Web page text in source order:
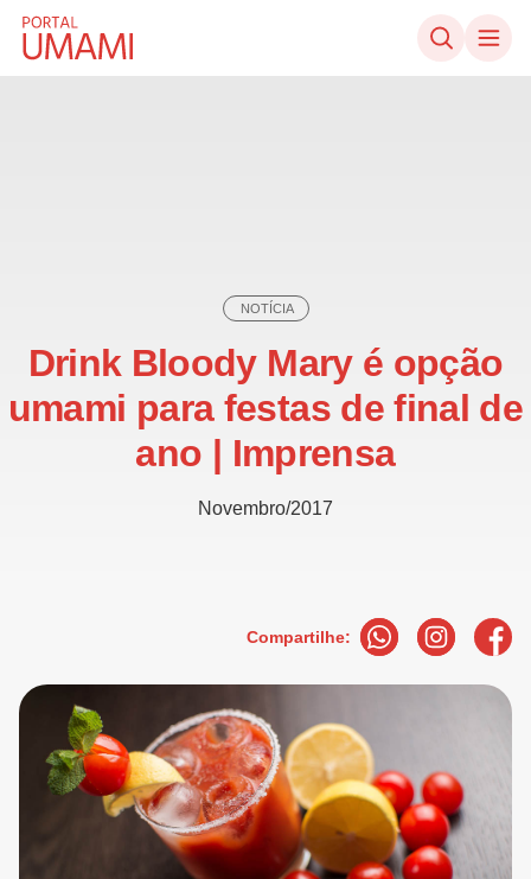
Ir direto ao conteúdo
NOTÍCIA
Drink Bloody Mary é opção
umami para festas de final de
ano | Imprensa
Novembro/2017
Compartilhe: